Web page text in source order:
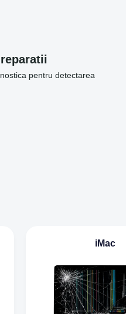
pentru detectarea
iMac